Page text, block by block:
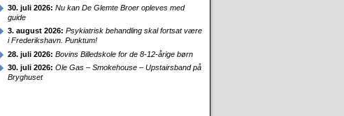
30. juli 2026: Nu kan De Glemte Broer opleves med
guide
3. august 2026: Psykiatrisk behandling skal fortsat være
i Frederikshavn. Punktum!
28. juli 2026: Bovins Billedskole for de 8-12-årige børn
30. juli 2026: Ole Gas – Smokehouse – Upstairsband på
Bryghuset